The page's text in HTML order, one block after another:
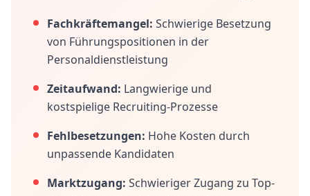
Fachkräftemangel: Schwierige Besetzung
von Führungspositionen in der
Personaldienstleistung
Zeitaufwand: Langwierige und
kostspielige Recruiting-Prozesse
Fehlbesetzungen: Hohe Kosten durch
unpassende Kandidaten
Marktzugang: Schwieriger Zugang zu Top-